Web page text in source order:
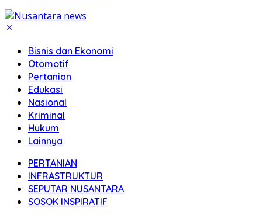
Bisnis dan Ekonomi
Otomotif
Pertanian
Edukasi
Nasional
Kriminal
Hukum
Lainnya
PERTANIAN
INFRASTRUKTUR
SEPUTAR NUSANTARA
SOSOK INSPIRATIF